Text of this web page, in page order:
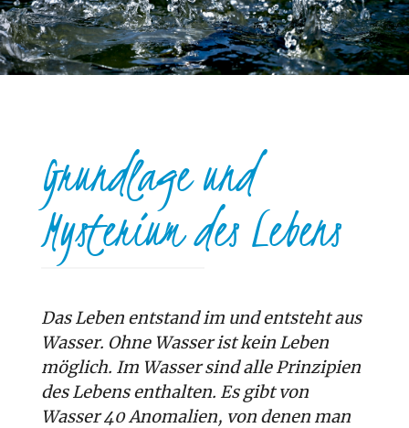
Grundlage und
Mysterium des Lebens
Das Leben entstand im und entsteht aus
Wasser. Ohne Wasser ist kein Leben
möglich. Im Wasser sind alle Prinzipien
des Lebens enthalten. Es gibt von
Wasser 40 Anomalien, von denen man